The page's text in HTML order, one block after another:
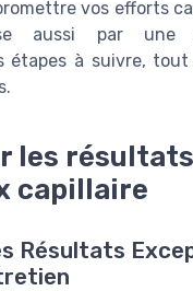
vos efforts
aussi par une
étapes à suivre,
les
capillaire
Résultats